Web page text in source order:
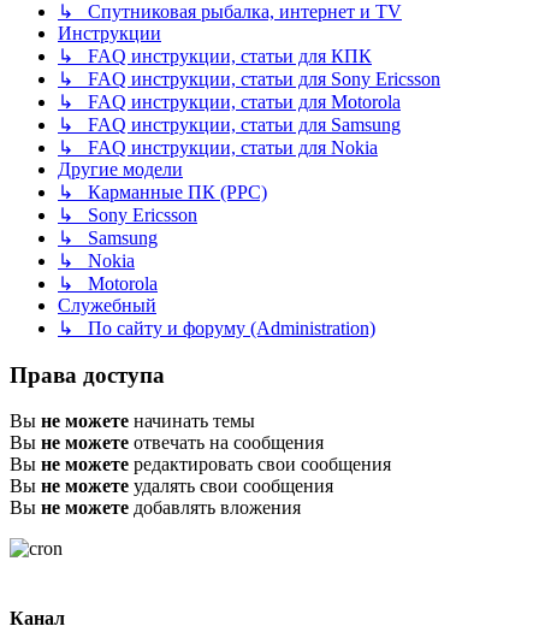
↳ Спутниковая рыбалка, интернет и TV
Инструкции
↳ FAQ инструкции, статьи для КПК
↳ FAQ инструкции, статьи для Sony Ericsson
↳ FAQ инструкции, статьи для Motorola
↳ FAQ инструкции, статьи для Samsung
↳ FAQ инструкции, статьи для Nokia
Другие модели
↳ Карманные ПК (PPC)
↳ Sony Ericsson
↳ Samsung
↳ Nokia
↳ Motorola
Служебный
↳ По сайту и форуму (Administration)
Права доступа
Вы не можете начинать темы
Вы не можете отвечать на сообщения
Вы не можете редактировать свои сообщения
Вы не можете удалять свои сообщения
Вы не можете добавлять вложения
Канал